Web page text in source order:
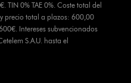
TIN 0% TAE 0%. Coste total del
precio total a plazos: 600,00
Intereses subvencionados
S.A.U. hasta el